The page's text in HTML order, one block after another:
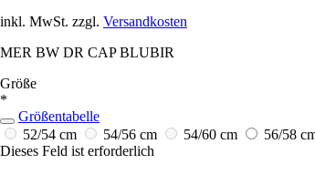
inkl. MwSt. zzgl. Versandkosten
MER BW DR CAP BLUBIR
Größe
*
Größentabelle
52/54 cm
54/56 cm 54/60 cm 56/58
Dieses Feld ist erforderlich